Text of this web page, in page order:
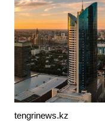
tengrinews.kz